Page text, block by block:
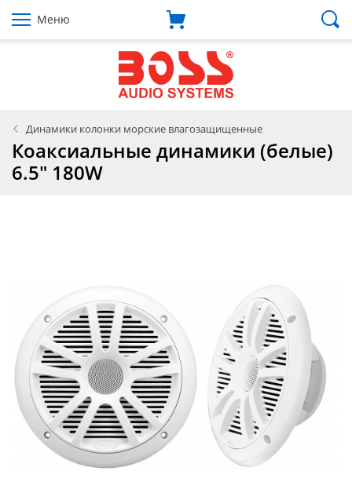
Меню
Динамики колонки морские влагозащищенные
Коаксиальные динамики (белые)
6.5" 180W